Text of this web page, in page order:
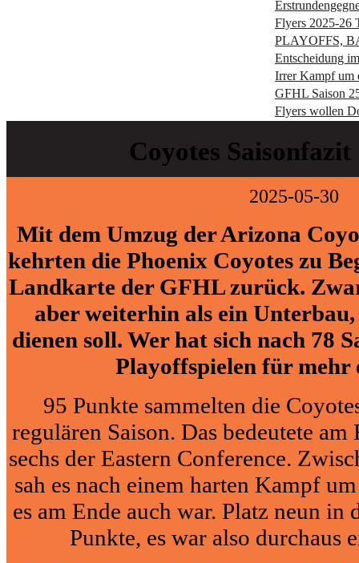
Flyers 2025-26
PLAYOFFS,
Entscheidung
Irrer Kampf um
GFHL Saison
Flyers wollen
Coyotes Saisonfazit
2025-05-30
Mit dem Umzug der Arizona
kehrten die Phoenix Coyotes zu
Landkarte der GFHL zurück.
aber weiterhin als ein
dienen soll. Wer hat sich nach 78
Playoffspielen für mehr
95 Punkte sammelten die
regulären Saison. Das bedeutete am
sechs der Eastern Conference.
sah es nach einem harten Kampf
es am Ende auch war. Platz neun in
Punkte, es war also durchaus